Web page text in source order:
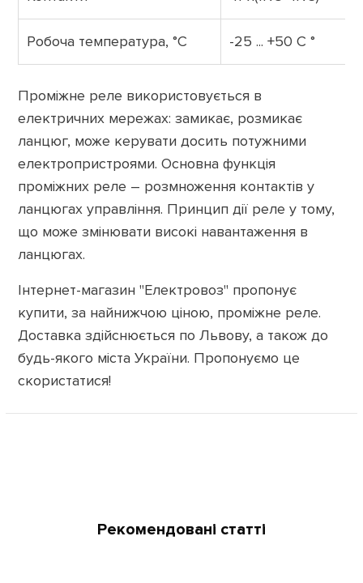
Робоча температура, °C -25 ... +50 С °
Проміжне реле використовується в
електричних мережах: замикає, розмикає
ланцюг, може керувати досить потужними
електропристроями. Основна функція
проміжних реле – розмноження контактів у
ланцюгах управління. Принцип дії реле у тому,
що може змінювати високі навантаження в
ланцюгах.
Інтернет-магазин "Електровоз" пропонує
купити, за найнижчою ціною, проміжне реле.
Доставка здійснюється по Львову, а також до
будь-якого міста України. Пропонуємо це
скористатися!
Рекомендовані статті